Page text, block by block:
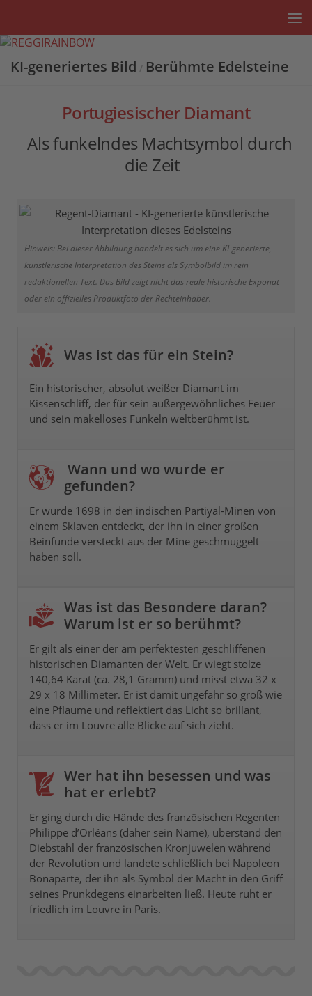
KI-generiertes Bild / Berühmte Edelsteine
Portugiesischer Diamant
Als funkelndes Machtsymbol durch
die Zeit
Hinweis: Bei dieser Abbildung handelt es sich um eine KI-generierte,
künstlerische Interpretation des Steins als Symbolbild im rein
redaktionellen Text. Das Bild zeigt nicht das reale historische Exponat
oder ein offizielles Produktfoto der Rechteinhaber.
Was ist das für ein Stein?
Ein historischer, absolut weißer Diamant im
Kissenschliff, der für sein außergewöhnliches Feuer
und sein makelloses Funkeln weltberühmt ist.
Wann und wo wurde er
gefunden?
Er wurde 1698 in den indischen Partiyal-Minen von
einem Sklaven entdeckt, der ihn in einer großen
Beinfunde versteckt aus der Mine geschmuggelt
haben soll.
Was ist das Besondere daran?
Warum ist er so berühmt?
Er gilt als einer der am perfektesten geschliffenen
historischen Diamanten der Welt. Er wiegt stolze
140,64 Karat (ca. 28,1 Gramm) und misst etwa 32 x
29 x 18 Millimeter. Er ist damit ungefähr so groß wie
eine Pflaume und reflektiert das Licht so brillant,
dass er im Louvre alle Blicke auf sich zieht.
Wer hat ihn besessen und was
hat er erlebt?
Er ging durch die Hände des französischen Regenten
Philippe d’Orléans (daher sein Name), überstand den
Diebstahl der französischen Kronjuwelen während
der Revolution und landete schließlich bei Napoleon
Bonaparte, der ihn als Symbol der Macht in den Griff
seines Prunkdegens einarbeiten ließ. Heute ruht er
friedlich im Louvre in Paris.